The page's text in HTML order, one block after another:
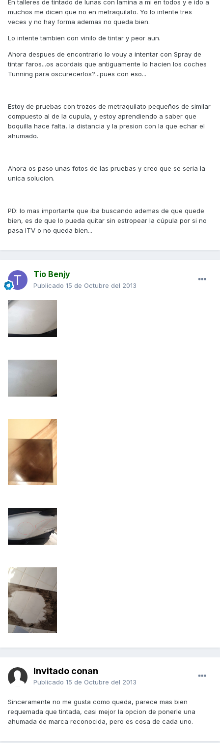
En talleres de tintado de lunas con lamina a mi en todos y e ido a
muchos me dicen que no en metraquilato. Yo lo intente tres
veces y no hay forma ademas no queda bien.
Lo intente tambien con vinilo de tintar y peor aun.
Ahora despues de encontrarlo lo vouy a intentar con Spray de
tintar faros...os acordais que antiguamente lo hacien los coches
Tunning para oscurecerlos?...pues con eso...
Estoy de pruebas con trozos de metraquilato pequeños de similar
compuesto al de la cupula, y estoy aprendiendo a saber que
boquilla hace falta, la distancia y la presion con la que echar el
ahumado.
Ahora os paso unas fotos de las pruebas y creo que se seria la
unica solucion.
PD: lo mas importante que iba buscando ademas de que quede
bien, es de que lo pueda quitar sin estropear la cúpula por si no
pasa ITV o no queda bien...
Tio Benjy
Publicado 15 de Octubre del 2013
Invitado conan
Publicado 15 de Octubre del 2013
Sinceramente no me gusta como queda, parece mas bien
requemada que tintada, casi mejor la opcion de ponerle una
ahumada de marca reconocida, pero es cosa de cada uno.